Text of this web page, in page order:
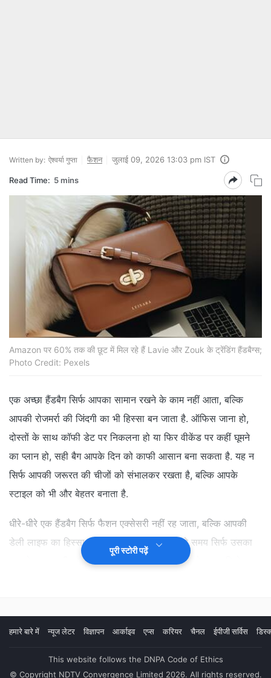
Written by: ऐश्वर्या गुप्ता फैशन जुलाई 09, 2026 13:03 pm IST
Read Time: 5 mins
Amazon पर 60% तक की छूट में मिल रहे हैं Lavie और Zouk के ट्रेंडिंग हैंडबैग्स;
Photo Credit: Pexels
एक अच्छा हैंडबैग सिर्फ आपका सामान रखने के काम नहीं आता, बल्कि
आपकी रोजमर्रा की जिंदगी का भी हिस्सा बन जाता है. ऑफिस जाना हो,
दोस्तों के साथ कॉफी डेट पर निकलना हो या फिर वीकेंड पर कहीं घूमने
का प्लान हो, सही बैग आपके दिन को काफी आसान बना सकता है. यह न
सिर्फ आपकी जरूरत की चीजों को संभालकर रखता है, बल्कि आपके
स्टाइल को भी और बेहतर बनाता है.
धीरे-धीरे एक हैंडबैग सिर्फ फैशन एक्सेसरी नहीं रह जाता, बल्कि आपकी
डेली लाइफ का हिस्सा बन जाता है. इसलिए बैग चुनते समय सिर्फ उसका
लुक देखना काफी नहीं होता. लोगों को ऐसा बैग चाहिए जो अच्छा दिखे,
पूरी स्टोरी पढ़ें
हमारे बारे में न्यूज लेटर विज्ञापन आर्काइव एप्स करियर चैनल ईपीजी सर्विस
This website follows the DNPA Code of Ethics
© Copyright NDTV Convergence Limited 2026. All rights reserved.